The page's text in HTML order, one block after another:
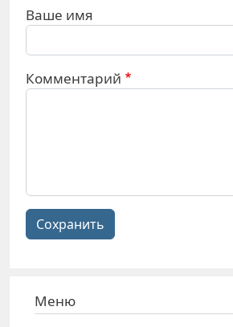
Ваше имя
Комментарий
Сохранить
Меню